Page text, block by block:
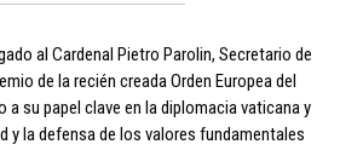
al Cardenal Pietro Parolin, Secretario de
de la recién creada Orden Europea del
su papel clave en la diplomacia vaticana y
y la defensa de los valores fundamentales